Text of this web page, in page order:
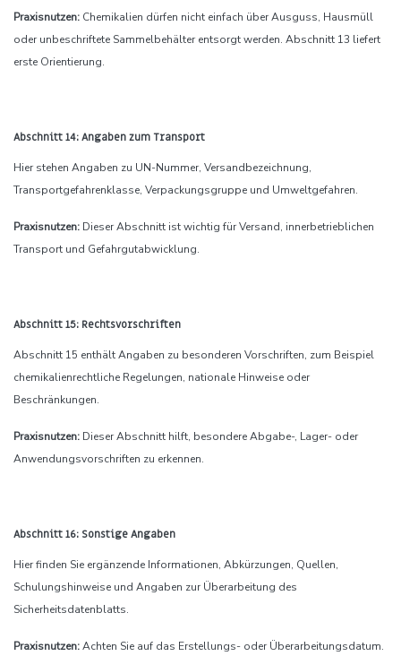
Praxisnutzen: Chemikalien dürfen nicht einfach über Ausguss, Hausmüll
oder unbeschriftete Sammelbehälter entsorgt werden. Abschnitt 13 liefert
erste Orientierung.
Abschnitt 14: Angaben zum Transport
Hier stehen Angaben zu UN-Nummer, Versandbezeichnung,
Transportgefahrenklasse, Verpackungsgruppe und Umweltgefahren.
Praxisnutzen: Dieser Abschnitt ist wichtig für Versand, innerbetrieblichen
Transport und Gefahrgutabwicklung.
Abschnitt 15: Rechtsvorschriften
Abschnitt 15 enthält Angaben zu besonderen Vorschriften, zum Beispiel
chemikalienrechtliche Regelungen, nationale Hinweise oder
Beschränkungen.
Praxisnutzen: Dieser Abschnitt hilft, besondere Abgabe-, Lager- oder
Anwendungsvorschriften zu erkennen.
Abschnitt 16: Sonstige Angaben
Hier finden Sie ergänzende Informationen, Abkürzungen, Quellen,
Schulungshinweise und Angaben zur Überarbeitung des
Sicherheitsdatenblatts.
Praxisnutzen:Achten Sie auf das Erstellungs- oder Überarbeitungsdatum.